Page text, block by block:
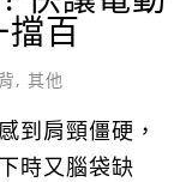
擋百
, 其他
到肩頸僵硬，
時又腦袋缺